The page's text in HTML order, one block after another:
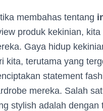
membahas tentang
produk kekinian,
Gaya hidup
kita, terutama yang
statement
mereka. Salah
stylish adalah dengan